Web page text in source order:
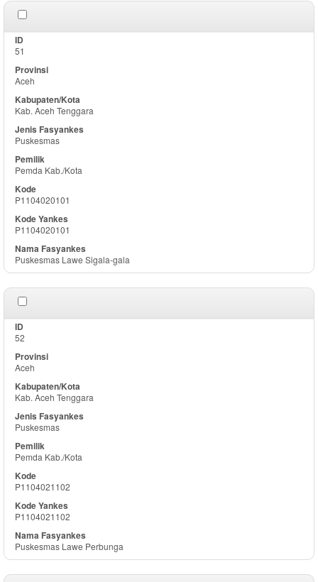
51
Aceh
Kab. Aceh Tenggara
Puskesmas
Pemda Kab./Kota
P1104020101
P1104020101
Puskesmas Lawe Sigala-gala
52
Aceh
Kab. Aceh Tenggara
Puskesmas
Pemda Kab./Kota
P1104021102
P1104021102
Puskesmas Lawe Perbunga